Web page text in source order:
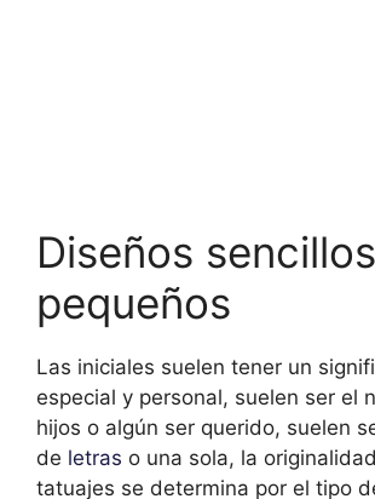
Diseños
pequeños
Las iniciales suelen tener un
especial y personal, suelen ser el
hijos o algún ser querido, suelen
de letras o una sola, la
tatuajes se determina por el tipo